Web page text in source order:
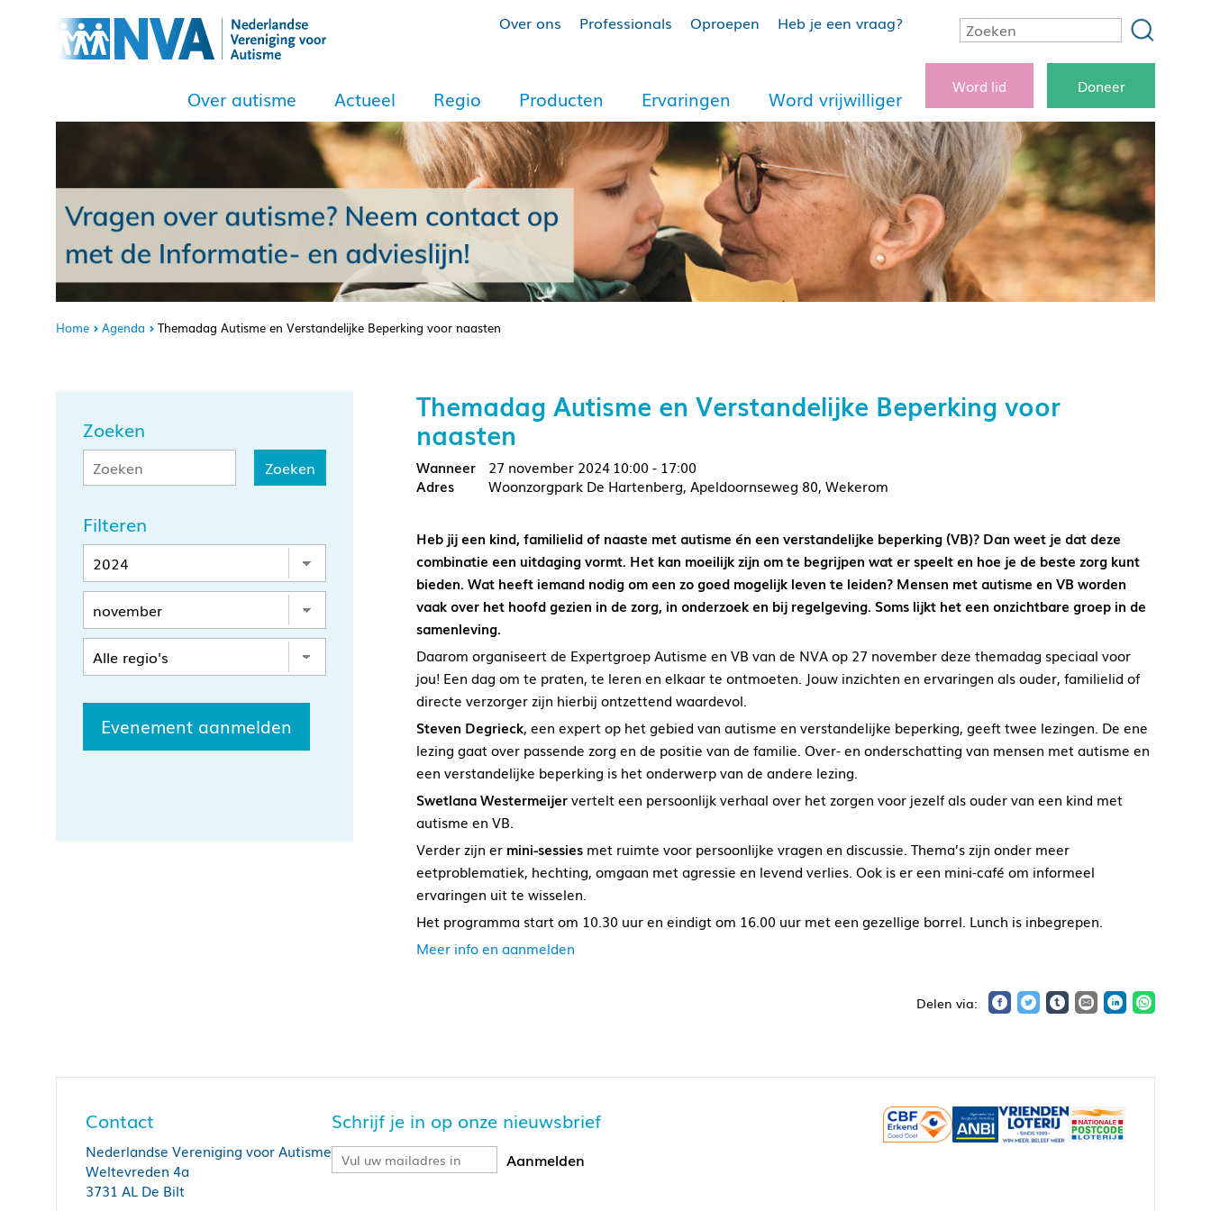
Over ons Professionals Oproepen Heb je een vraag?
Over autisme Actueel Regio Producten Ervaringen Word vrijwilliger
Word lid Doneer
Home Agenda Themadag Autisme en Verstandelijke Beperking voor naasten
Zoeken
Filteren
Evenement aanmelden
Themadag Autisme en Verstandelijke Beperking voor
naasten
27 november 2024 10:00 - 17:00
Woonzorgpark De Hartenberg, Apeldoornseweg 80, Wekerom
Heb jij een kind, familielid of naaste met autisme én een verstandelijke beperking (VB)? Dan weet je dat deze
combinatie een uitdaging vormt. Het kan moeilijk zijn om te begrijpen wat er speelt en hoe je de beste zorg kunt
bieden. Wat heeft iemand nodig om een zo goed mogelijk leven te leiden? Mensen met autisme en VB worden
vaak over het hoofd gezien in de zorg, in onderzoek en bij regelgeving. Soms lijkt het een onzichtbare groep in de
samenleving.
Daarom organiseert de Expertgroep Autisme en VB van de NVA op 27 november deze themadag speciaal voor
jou! Een dag om te praten, te leren en elkaar te ontmoeten. Jouw inzichten en ervaringen als ouder, familielid of
directe verzorger zijn hierbij ontzettend waardevol.
Steven Degrieck, een expert op het gebied van autisme en verstandelijke beperking, geeft twee lezingen. De ene
lezing gaat over passende zorg en de positie van de familie. Over- en onderschatting van mensen met autisme en
een verstandelijke beperking is het onderwerp van de andere lezing.
Swetlana Westermeijervertelt een persoonlijk verhaal over het zorgen voor jezelf als ouder van een kind met
autisme en VB.
Verder zijn er mini-sessies met ruimte voor persoonlijke vragen en discussie. Thema’s zijn onder meer
eetproblematiek, hechting, omgaan met agressie en levend verlies. Ook is er een mini-café om informeel
ervaringen uit te wisselen.
Het programma start om 10.30 uur en eindigt om 16.00 uur met een gezellige borrel. Lunch is inbegrepen.
Meer info en aanmelden
Contact
Nederlandse Vereniging voor Autisme
Weltevreden 4a
3731 AL De Bilt
Schrijf je in op onze nieuwsbrief